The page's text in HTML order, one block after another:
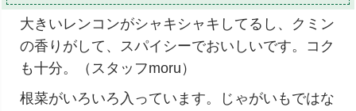
大きいレンコンがシャキシャキしてるし、クミン
の香りがして、スパイシーでおいしいです。コク
も十分。（スタッフmoru）
根菜がいろいろ入っています。じゃがいもではな